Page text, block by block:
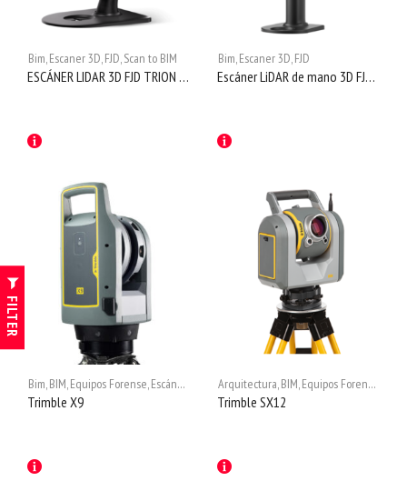
Bim,Escaner 3D,FJD,Scan to BIM
ESCÁNER LIDAR 3D FJD TRION S1
Bim,Escaner 3D,FJD
Escáner LiDAR de mano 3D FJD Trion P1
Bim,BIM,Equipos Forense,Escáner 3D Escaner 3D,Scan to BIM
Trimble X9
Arquitectura,BIM,Equipos Forense
Trimble SX12
FILTER